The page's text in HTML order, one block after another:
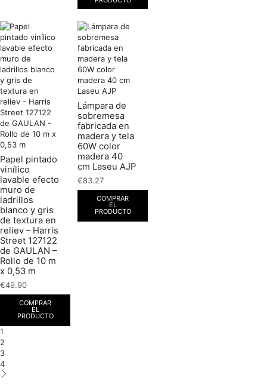
Papel pintado
vinílico
lavable efecto
muro de
ladrillos
blanco y gris
de textura en
reliev – Harris
Street 127122
de GAULAN –
Rollo de 10 m
x 0,53 m
€49.90
COMPRAR
EL
PRODUCTO
Lámpara de
sobremesa
fabricada en
madera y tela
60W color
madera 40
cm Laseu AJP
€83.27
COMPRAR
EL
PRODUCTO
1
2
3
4